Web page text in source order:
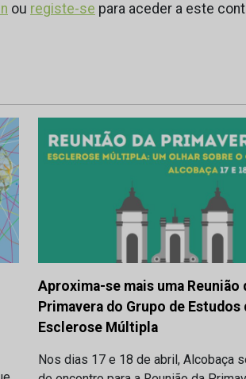
ou registe-se para aceder a este
Aproxima-se mais uma Reunião
Primavera do Grupo de Estudos
Esclerose Múltipla
Nos dias 17 e 18 de abril, Alcobaça